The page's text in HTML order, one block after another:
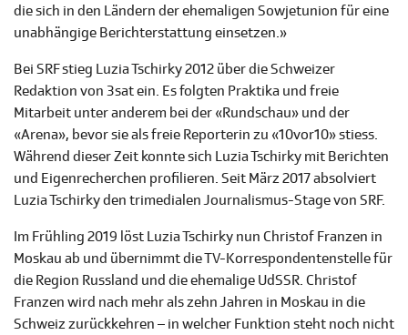
die sich in den Ländern der ehemaligen Sowjetunion für eine
unabhängige Berichterstattung einsetzen.»
Bei SRF stieg Luzia Tschirky 2012 über die Schweizer
Redaktion von 3sat ein. Es folgten Praktika und freie
Mitarbeit unter anderem bei der «Rundschau» und der
«Arena», bevor sie als freie Reporterin zu «10vor10» stiess.
Während dieser Zeit konnte sich Luzia Tschirky mit Berichten
und Eigenrecherchen profilieren. Seit März 2017 absolviert
Luzia Tschirky den trimedialen Journalismus-Stage von SRF.
Im Frühling 2019 löst Luzia Tschirky nun Christof Franzen in
Moskau ab und übernimmt die TV-Korrespondentenstelle für
die Region Russland und die ehemalige UdSSR. Christof
Franzen wird nach mehr als zehn Jahren in Moskau in die
Schweiz zurückkehren – in welcher Funktion steht noch nicht